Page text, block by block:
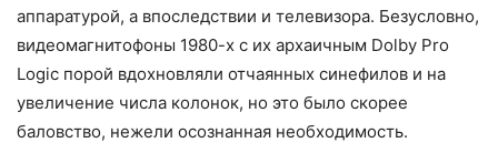
аппаратурой, а впоследствии и телевизора. Безусловно,
видеомагнитофоны 1980-х с их архаичным Dolby Pro
Logic порой вдохновляли отчаянных синефилов и на
увеличение числа колонок, но это было скорее
баловство, нежели осознанная необходимость.